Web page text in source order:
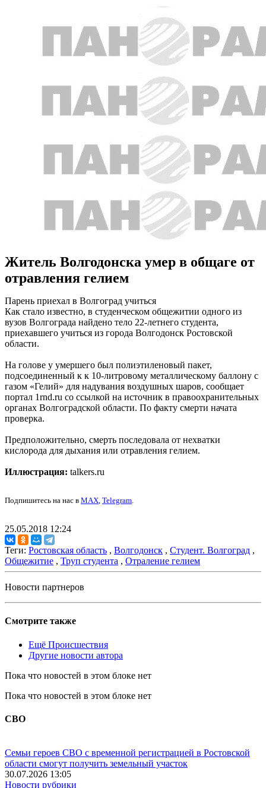
Житель Волгодонска умер в общаге от
отравления гелием
Парень приехал в Волгоград учиться
Как стало известно, в студенческом общежитии одного из
вузов Волгограда найдено тело 22-летнего студента,
приехавшего учиться из города Волгодонск Ростовской
области.
На голове у умершего был полиэтиленовый пакет,
подсоединенный к к 10-литровому металлическому баллону с
газом «Гелий» для надувания воздушных шаров, сообщает
портал 1rnd.ru со ссылкой на источник в правоохранительных
органах Волгоградской области. По факту смерти начата
проверка.
Предположительно, смерть последовала от нехватки
кислорода для дыхания или отравления гелием.
Иллюстрация: talkers.ru
Подпишитесь на нас в MAX, Telegram.
25.05.2018 12:24
Теги: Ростовская область , Волгодонск , Студент. Волгоград ,
Общежитие , Труп студента , Отраление гелием
Новости партнеров
Смотрите также
Ещё Происшествия
Другие новости автора
Пока что новостей в этом блоке нет
Пока что новостей в этом блоке нет
СВО
Семьи героев СВО с временной регистрацией в Ростовской
области смогут получить земельный участок
30.07.2026 13:05
Новости рубрики